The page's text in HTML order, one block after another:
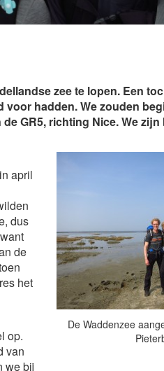
zee te lopen. Een
voor hadden. We zouden
GR5, richting Nice. We
De Waddenzee
april
dus
de
het
op.
van
we bij